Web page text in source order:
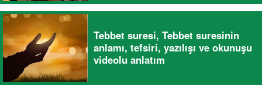
Tebbet suresi, Tebbet suresinin
anlamı, tefsiri, yazılışı ve okunuşu
videolu anlatım